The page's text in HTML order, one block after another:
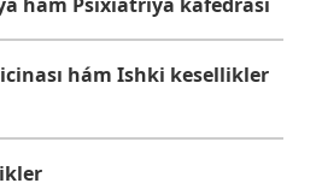
hám Psixiatriya kafedrası
hám Ishki kesellikler